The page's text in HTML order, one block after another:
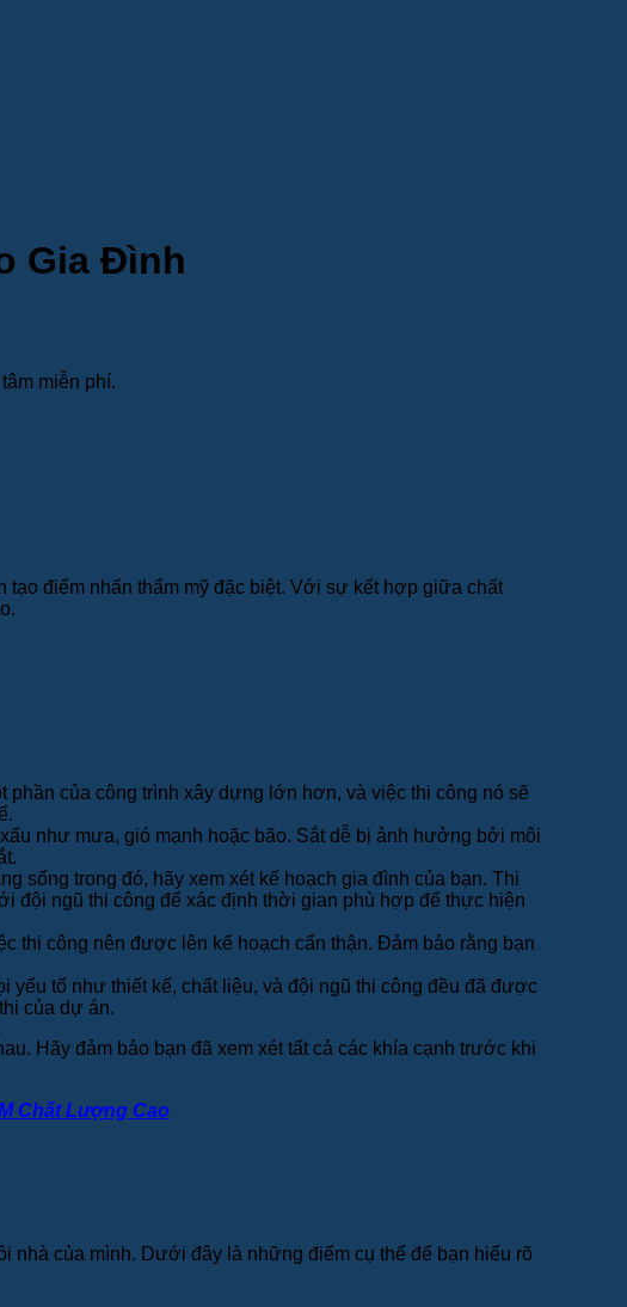
Gia Đình
miễn phí.
tạo điểm nhấn thẩm mỹ đặc biệt. Với sự kết hợp giữa chất
của công trình xây dựng lớn hơn, và việc thi công nó sẽ
như mưa, gió mạnh hoặc bão. Sắt dễ bị ảnh hưởng bởi môi
sống trong đó, hãy xem xét kế hoạch gia đình của bạn. Thi
đội ngũ thi công để xác định thời gian phù hợp để thực hiện
thi công nên được lên kế hoạch cẩn thận. Đảm bảo rằng bạn
yếu tố như thiết kế, chất liệu, và đội ngũ thi công đều đã được
của dự án.
Hãy đảm bảo bạn đã xem xét tất cả các khía cạnh trước khi
Chất Lượng Cao
nhà của mình. Dưới đây là những điểm cụ thể để bạn hiểu rõ